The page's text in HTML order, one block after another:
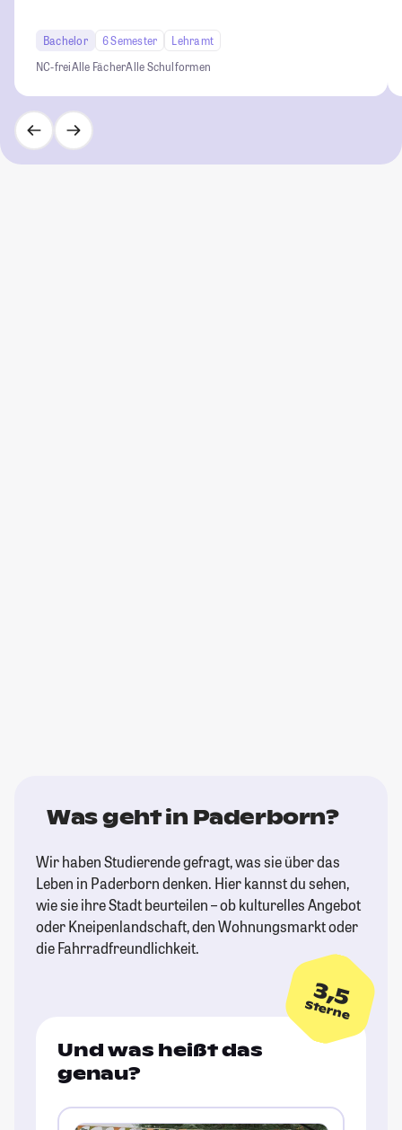
Bachelor 6 Semester
Lehramt
NC-freiAlle FächerAlle Schulformen
Was geht in Paderborn?
Wir haben Studierende gefragt, was sie über das
Leben in Paderborn denken. Hier kannst du sehen,
wie sie ihre Stadt beurteilen – ob kulturelles Angebot
oder Kneipenlandschaft, den Wohnungsmarkt oder
die Fahrradfreundlichkeit.
3,5
Sterne
Und was heißt das
genau?